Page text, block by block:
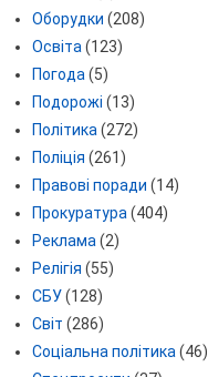
Оборудки (208)
Освіта (123)
Погода (5)
Подорожі (13)
Політика (272)
Поліція (261)
Правові поради (14)
Прокуратура (404)
Реклама (2)
Релігія (55)
СБУ(128)
Світ (286)
Соціальна політика (46)